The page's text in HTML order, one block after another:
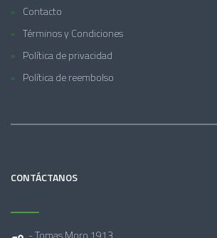
Contacto
Términos y Condiciones
Política de privacidad
Política de reembolso
CONTÁCTANOS
- Tomas Moro 1913,